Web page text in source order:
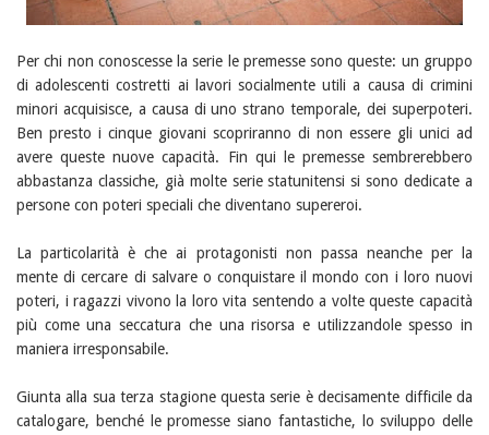
Per chi non conoscesse la serie le premesse sono queste: un gruppo
di adolescenti costretti ai lavori socialmente utili a causa di crimini
minori acquisisce, a causa di uno strano temporale, dei superpoteri.
Ben presto i cinque giovani scopriranno di non essere gli unici ad
avere queste nuove capacità. Fin qui le premesse sembrerebbero
abbastanza classiche, già molte serie statunitensi si sono dedicate a
persone con poteri speciali che diventano supereroi.
La particolarità è che ai protagonisti non passa neanche per la
mente di cercare di salvare o conquistare il mondo con i loro nuovi
poteri, i ragazzi vivono la loro vita sentendo a volte queste capacità
più come una seccatura che una risorsa e utilizzandole spesso in
maniera irresponsabile.
Giunta alla sua terza stagione questa serie è decisamente difficile da
catalogare, benché le promesse siano fantastiche, lo sviluppo delle